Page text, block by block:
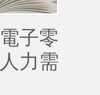
子零
力需